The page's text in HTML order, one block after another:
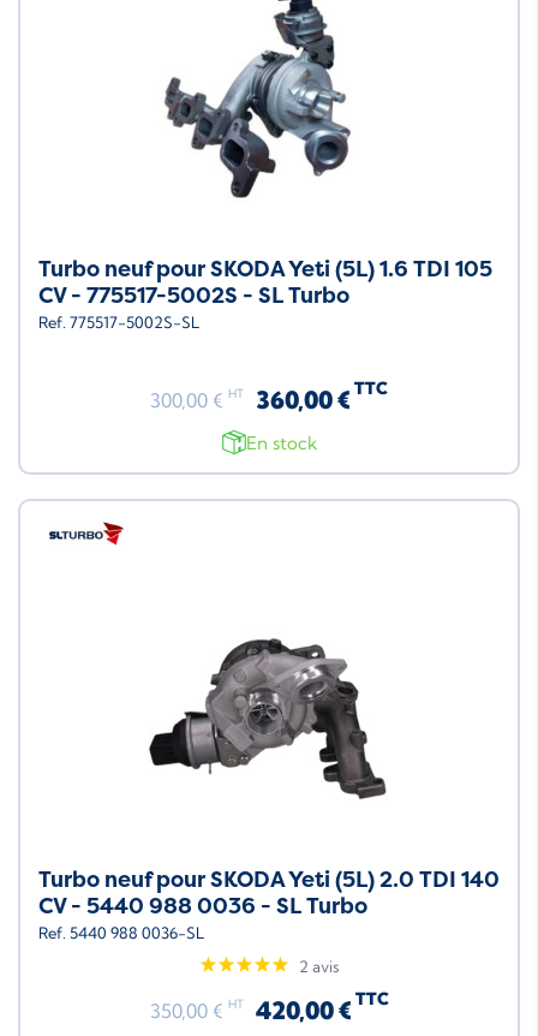
Turbo neuf pour SKODA Yeti (5L) 1.6 TDI 105
CV - 775517-5002S - SL Turbo
Ref. 775517-5002S-SL
300,00 € HT 360,00 € TTC
En stock
Turbo neuf pour SKODA Yeti (5L) 2.0 TDI 140
CV - 5440 988 0036 - SL Turbo
Ref. 5440 988 0036-SL
2 avis
350,00 € HT 420,00 € TTC